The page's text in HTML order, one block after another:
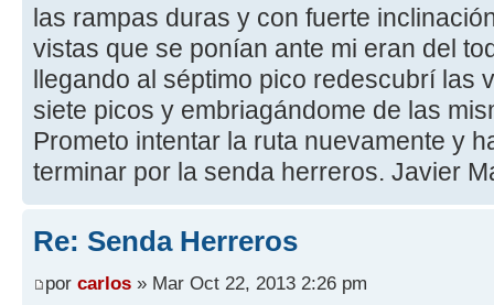
las rampas duras y con fuerte
vistas que se ponían ante mi eran del
llegando al séptimo pico redescubrí las
siete picos y embriagándome de las
Prometo intentar la ruta nuevamente y
terminar por la senda herreros. Javier
Re: Senda Herreros
por carlos » Mar Oct 22, 2013 2:26 pm